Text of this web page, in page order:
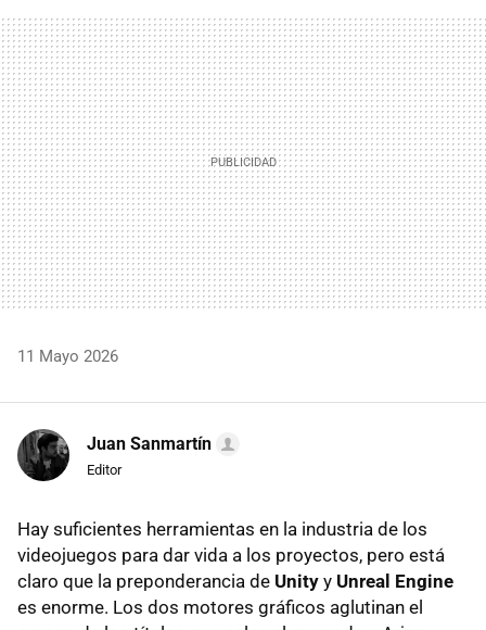
MAIL
11 Mayo 2026
Juan Sanmartín
Editor
Hay suficientes herramientas en la industria de los
videojuegos para dar vida a los proyectos, pero está
claro que la preponderancia de Unity y Unreal Engine
es enorme. Los dos motores gráficos aglutinan el